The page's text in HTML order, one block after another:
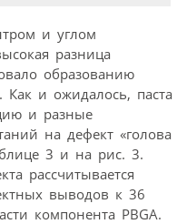
и углом
разница
образованию
Как и ожидалось, паста
и разные
на дефект «голова
3 и на рис. 3.
рассчитывается
выводов к 36
компонента PBGA.